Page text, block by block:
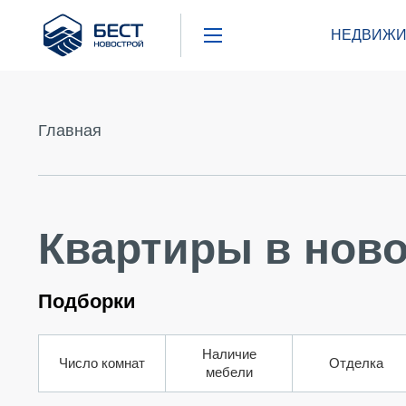
Бест
Новострой
Главная
Квартиры в
Подборки
Число комнат
Наличие
мебели
Отделка